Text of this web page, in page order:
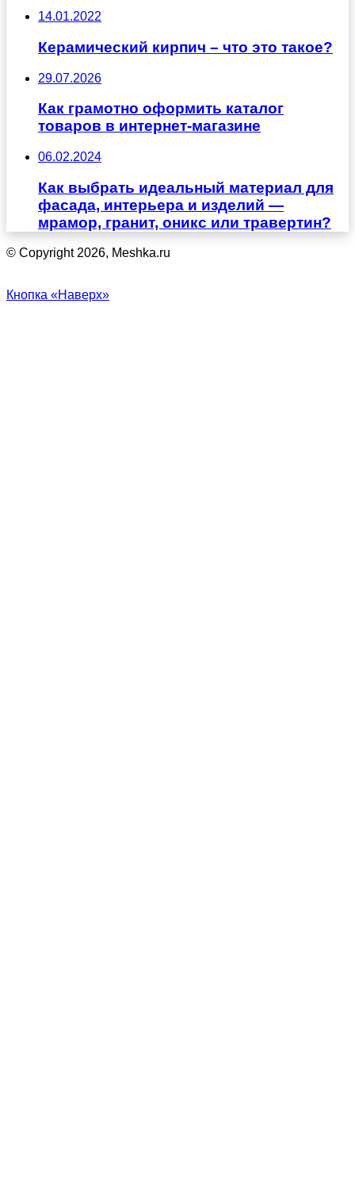
14.01.2022
Керамический кирпич – что это такое?
29.07.2026
Как грамотно оформить каталог
товаров в интернет-магазине
06.02.2024
Как выбрать идеальный материал для
фасада, интерьера и изделий —
мрамор, гранит, оникс или травертин?
© Copyright 2026, Meshka.ru
Кнопка «Наверх»